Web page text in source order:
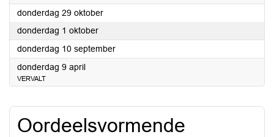
donderdag 29 oktober2026
donderdag 1 oktober2026
donderdag 10 september2026
donderdag 9 april2026
VERVALT
Oordeelsvormende